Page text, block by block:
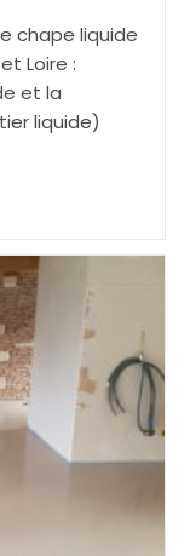
chape liquide
Loire :
et la
liquide)